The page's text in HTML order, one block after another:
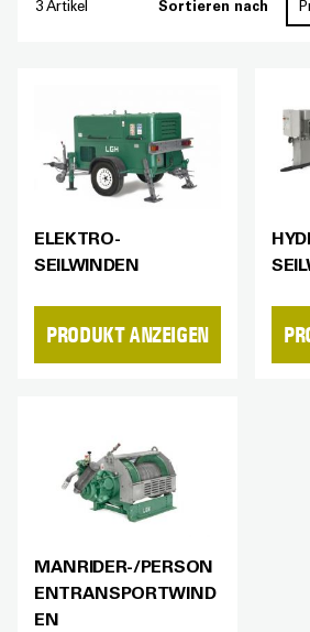
3 Artikel Sortieren nach
ELEKTRO-
SEILWINDEN
PRODUKT ANZEIGEN
MANRIDER-/PERSON
ENTRANSPORTWIND
EN